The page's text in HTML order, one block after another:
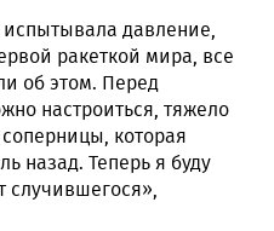
давление,
ракеткой мира, все
об этом. Перед
настроиться, тяжело
которая
назад. Теперь я буду
случившегося»,